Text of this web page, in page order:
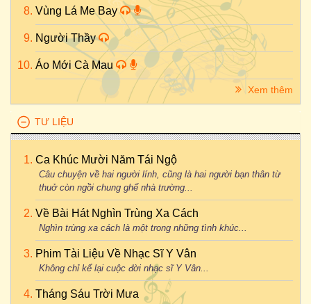
Vùng Lá Me Bay
Người Thầy
Áo Mới Cà Mau
Xem thêm
TƯ LIỆU
Ca Khúc Mười Năm Tái Ngộ
Câu chuyện về hai người lính, cũng là hai người bạn thân từ
thuở còn ngồi chung ghế nhà trường...
Về Bài Hát Nghìn Trùng Xa Cách
Nghìn trùng xa cách là một trong những tình khúc...
Phim Tài Liệu Về Nhạc Sĩ Y Vân
Không chỉ kể lại cuộc đời nhạc sĩ Y Vân...
Tháng Sáu Trời Mưa